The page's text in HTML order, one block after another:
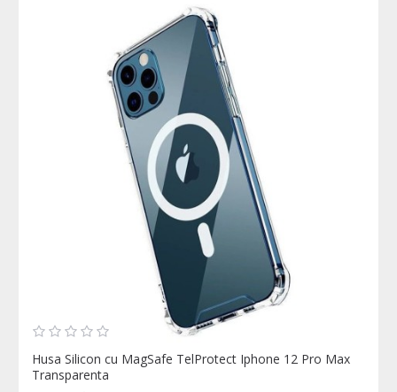
Husa Silicon cu MagSafe TelProtect Iphone 12 Pro Max
Transparenta